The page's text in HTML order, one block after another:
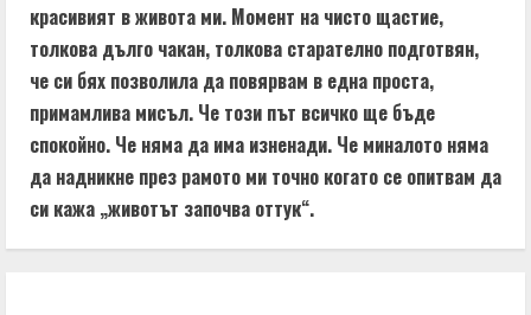
красивият в живота ми. Момент на чисто щастие,
толкова дълго чакан, толкова старателно подготвян,
че си бях позволила да повярвам в една проста,
примамлива мисъл. Че този път всичко ще бъде
спокойно. Че няма да има изненади. Че миналото няма
да надникне през рамото ми точно когато се опитвам да
си кажа „животът започва оттук“.